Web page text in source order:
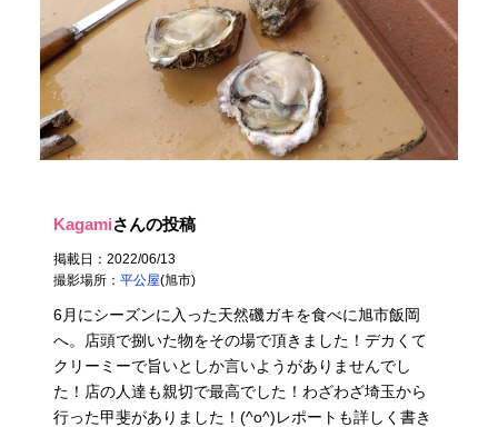
Kagamiさんの投稿
掲載日：2022/06/13
撮影場所：平公屋(旭市)
6月にシーズンに入った天然磯ガキを食べに旭市飯岡
へ。店頭で捌いた物をその場で頂きました！デカくて
クリーミーで旨いとしか言いようがありませんでし
た！店の人達も親切で最高でした！わざわざ埼玉から
行った甲斐がありました！(^o^)レポートも詳しく書き